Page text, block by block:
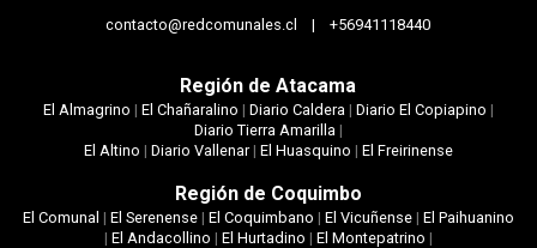
contacto@redcomunales.cl | +56941118440
Región de Atacama
El Almagrino | El Chañaralino | Diario Caldera| Diario El Copiapino |
Diario Tierra Amarilla|
El Altino | Diario Vallenar| El Huasquino | El Freirinense
Región de Coquimbo
El Comunal | El Serenense| El Coquimbano | El Vicuñense| El Paihuanino
| El Andacollino | El Hurtadino | El Montepatrino |